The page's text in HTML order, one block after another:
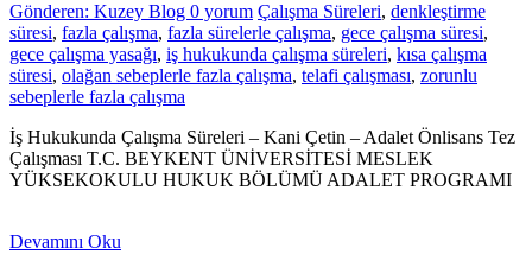
Gönderen: Kuzey Blog 0 yorum Çalışma Süreleri, denkleştirme
süresi, fazla çalışma, fazla sürelerle çalışma, gece çalışma süresi,
gece çalışma yasağı, iş hukukunda çalışma süreleri, kısa çalışma
süresi, olağan sebeplerle fazla çalışma, telafi çalışması, zorunlu
sebeplerle fazla çalışma
İş Hukukunda Çalışma Süreleri – Kani Çetin – Adalet Önlisans Tez
Çalışması T.C. BEYKENT ÜNİVERSİTESİ MESLEK
YÜKSEKOKULU HUKUK BÖLÜMÜ ADALET PROGRAMI
Devamını Oku